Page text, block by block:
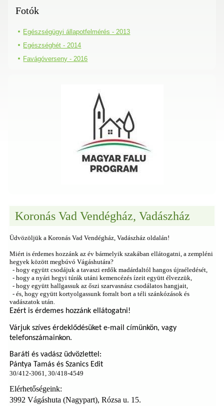
Fotók
Egészségügyi állapotfelmérés - 2013
Egészséghét - 2014
Favágóverseny - 2016
Koronás Vad Vendégház, Vadászház
Üdvözöljük a Koronás Vad Vendégház, Vadászház oldalán!
Miért is érdemes hozzánk az év bármelyik szakában ellátogatni, a zempléni
hegyek között megbúvó Vágáshutára?
- hogy együtt csodájuk a tavaszi erdők madárdaltól hangos újraéledését,
- hogy a nyári hegyi túrák utáni kemencézés ízeit együtt élvezzük,
- hogy együtt hallgassuk az őszi szarvasnász csodálatos hangjait,
- és, hogy együtt kortyolgassunk forralt bort a téli szánkózások és
vadászatok után.
Ezért is érdemes hozzánk ellátogatni!
Várjuk szíves érdeklődésüket e-mail címünkön, vagy
telefonszámainkon.
Baráti és vadász üdvözlettel:
Pántya Tamás és Szanics Edit
30/412-3061, 30/418-4549
Elérhetőségeink:
3992 Vágáshuta (Nagypart), Rózsa u. 15.